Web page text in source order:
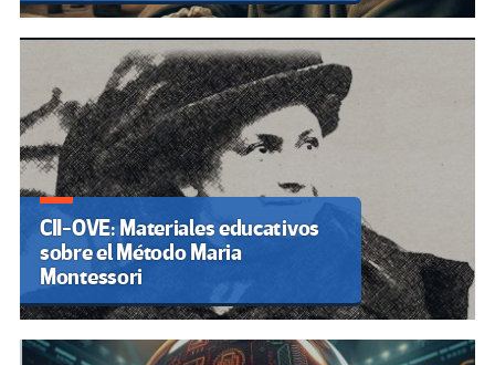
CII-OVE: Materiales educativos
sobre el Método Maria
Montessori